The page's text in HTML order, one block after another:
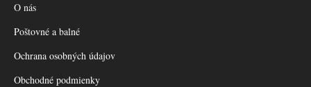
O nás
Poštovné a balné
Ochrana osobných údajov
Obchodné podmienky